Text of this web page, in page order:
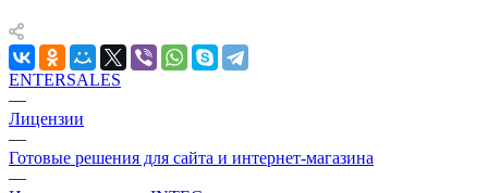
ENTERSALES
—
Лицензии
—
Готовые решения для сайта и интернет-магазина
—